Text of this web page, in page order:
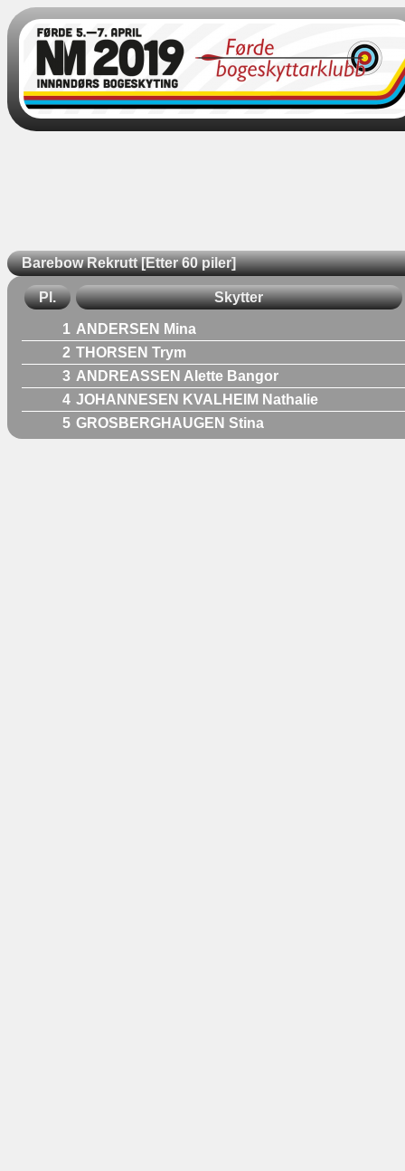
Barebow Rekrutt [Etter 60 piler]
Pl. Skytter
1 ANDERSEN Mina
2 THORSEN Trym
3 ANDREASSEN Alette Bangor
4 JOHANNESEN KVALHEIM Nathalie
5 GROSBERGHAUGEN Stina